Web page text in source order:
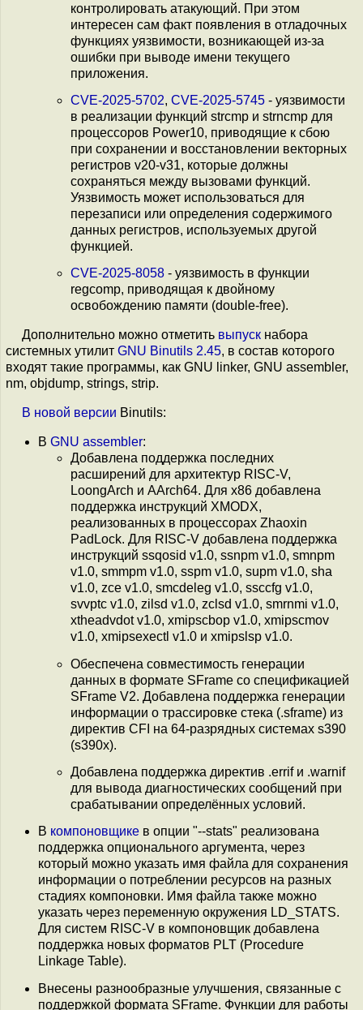
контролировать атакующий. При этом
интересен сам факт появления в отладочных
функциях уязвимости, возникающей из-за
ошибки при выводе имени текущего
приложения.
CVE-2025-5702, CVE-2025-5745 - уязвимости
в реализации функций strcmp и strncmp для
процессоров Power10, приводящие к сбою
при сохранении и восстановлении векторных
регистров v20-v31, которые должны
сохраняться между вызовами функций.
Уязвимость может использоваться для
перезаписи или определения содержимого
данных регистров, используемых другой
функцией.
CVE-2025-8058 - уязвимость в функции
regcomp, приводящая к двойному
освобождению памяти (double-free).
Дополнительно можно отметить выпуск набора
системных утилит GNU Binutils 2.45, в состав которого
входят такие программы, как GNU linker, GNU assembler,
nm, objdump, strings, strip.
В новой версии Binutils:
В GNU assembler:
Добавлена поддержка последних
расширений для архитектур RISC-V,
LoongArch и AArch64. Для x86 добавлена
поддержка инструкций XMODX,
реализованных в процессорах Zhaoxin
PadLock. Для RISC-V добавлена поддержка
инструкций ssqosid v1.0, ssnpm v1.0, smnpm
v1.0, smmpm v1.0, sspm v1.0, supm v1.0, sha
v1.0, zce v1.0, smcdeleg v1.0, ssccfg v1.0,
svvptc v1.0, zilsd v1.0, zclsd v1.0, smrnmi v1.0,
xtheadvdot v1.0, xmipscbop v1.0, xmipscmov
v1.0, xmipsexectl v1.0 и xmipslsp v1.0.
Обеспечена совместимость генерации
данных в формате SFrame со спецификацией
SFrame V2. Добавлена поддержка генерации
информации о трассировке стека (.sframe) из
директив CFI на 64-разрядных системах s390
(s390x).
Добавлена поддержка директив .errif и .warnif
для вывода диагностических сообщений при
срабатывании определённых условий.
В компоновщике в опции "--stats" реализована
поддержка опционального аргумента, через
который можно указать имя файла для сохранения
информации о потреблении ресурсов на разных
стадиях компоновки. Имя файла также можно
указать через переменную окружения LD_STATS.
Для систем RISC-V в компоновщик добавлена
поддержка новых форматов PLT (Procedure
Linkage Table).
Внесены разнообразные улучшения, связанные с
поддержкой формата SFrame. Функции для работы